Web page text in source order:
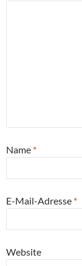
Name *
E-Mail-Adresse *
Website